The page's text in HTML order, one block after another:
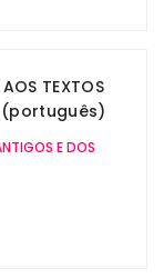
TEXTOS
(português)
E DOS